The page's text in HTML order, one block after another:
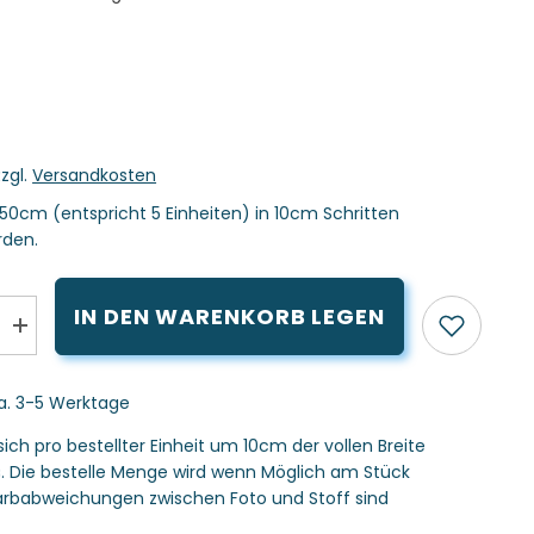
Versandkosten
(entspricht 5 Einheiten) in 10cm Schritten
Menge
erhöhen
Maritimes
Krabben
Palmen
und
Möwen
IN DEN WARENKORB LEGEN
3-5 Werktage
pro bestellter Einheit um 10cm der vollen Breite
Die bestelle Menge wird wenn Möglich am Stück
zwischen Foto und Stoff sind